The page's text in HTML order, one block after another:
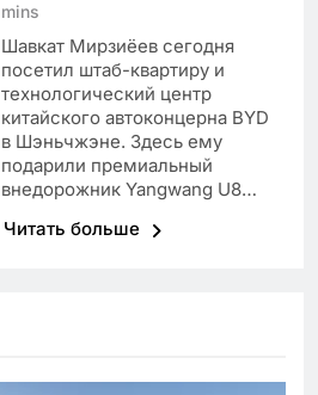
mins
Шавкат Мирзиёев сегодня
посетил штаб-квартиру и
технологический центр
китайского автоконцерна BYD
в Шэньчжэне. Здесь ему
подарили премиальный
внедорожник Yangwang U8…
Читать больше